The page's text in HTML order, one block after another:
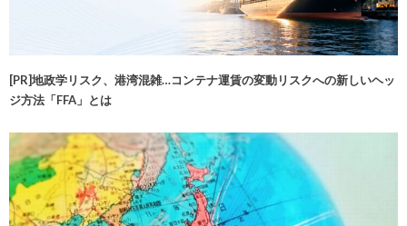
[PR]地政学リスク、港湾混雑…コンテナ運賃の変動リスクへの新しいヘッ
ジ方法「FFA」とは